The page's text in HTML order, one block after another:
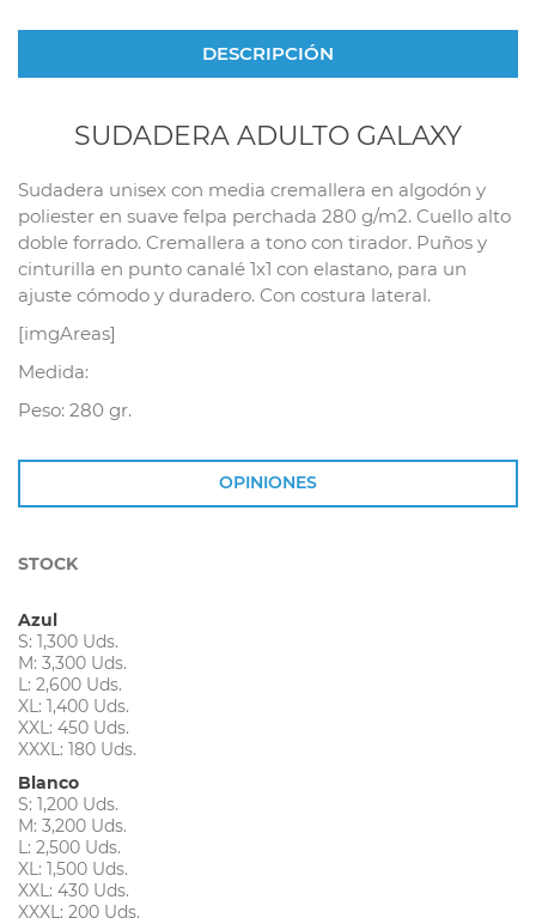
DESCRIPCIÓN
SUDADERA ADULTO GALAXY
Sudadera unisex con media cremallera en algodón y
poliester en suave felpa perchada 280 g/m2. Cuello alto
doble forrado. Cremallera a tono con tirador. Puños y
cinturilla en punto canalé 1x1 con elastano, para un
ajuste cómodo y duradero. Con costura lateral.
[imgAreas]
Medida:
Peso: 280 gr.
OPINIONES
STOCK
Azul
S: 1,300 Uds.
M: 3,300 Uds.
L: 2,600 Uds.
XL: 1,400 Uds.
XXL: 450 Uds.
XXXL: 180 Uds.
Blanco
S: 1,200 Uds.
M: 3,200 Uds.
L: 2,500 Uds.
XL: 1,500 Uds.
XXL: 430 Uds.
XXXL: 200 Uds.